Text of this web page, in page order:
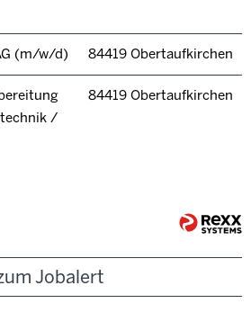
(m/w/d) 84419 Obertaufkirchen
/
84419 Obertaufkirchen
Jobalert